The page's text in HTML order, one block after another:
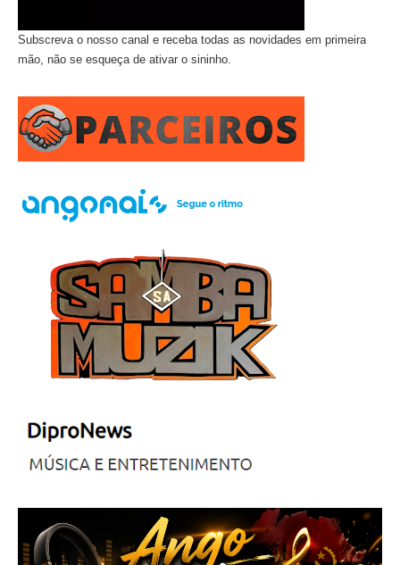
Subscreva o nosso canal e receba todas as novidades em primeira
mão, não se esqueça de ativar o sininho.